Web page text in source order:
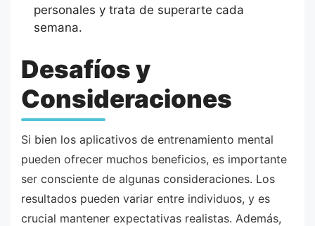
personales y trata de superarte cada
semana.
Desafíos y
Consideraciones
Si bien los aplicativos de entrenamiento mental
pueden ofrecer muchos beneficios, es importante
ser consciente de algunas consideraciones. Los
resultados pueden variar entre individuos, y es
crucial mantener expectativas realistas. Además,